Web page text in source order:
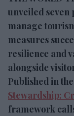
unveiled seven
manage
measures
resilience and
alongside
Published in
Stewardship:
framework